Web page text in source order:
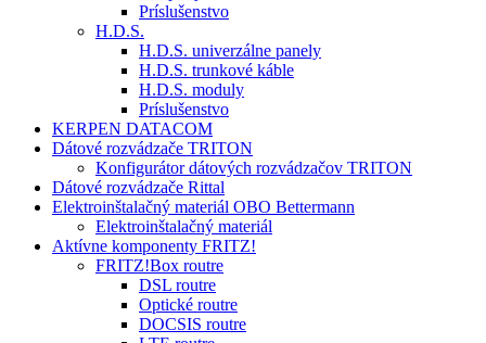
Príslušenstvo
H.D.S.
H.D.S. univerzálne panely
H.D.S. trunkové káble
H.D.S. moduly
Príslušenstvo
KERPEN DATACOM
Dátové rozvádzače TRITON
Konfigurátor dátových rozvádzačov TRITON
Dátové rozvádzače Rittal
Elektroinštalačný materiál OBO Bettermann
Elektroinštalačný materiál
Aktívne komponenty FRITZ!
FRITZ!Box routre
DSL routre
Optické routre
DOCSIS routre